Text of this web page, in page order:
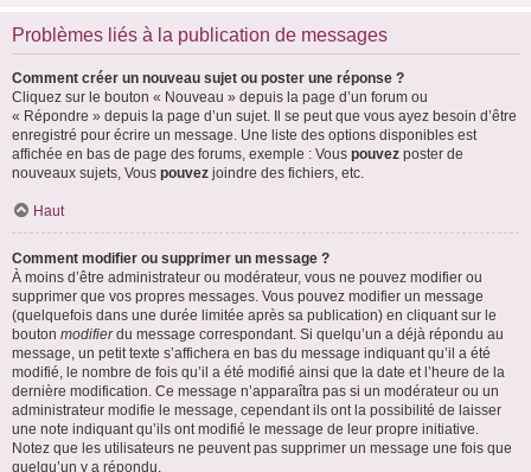
Problèmes liés à la publication de messages
Comment créer un nouveau sujet ou poster une réponse ?
Cliquez sur le bouton « Nouveau » depuis la page d’un forum ou
« Répondre » depuis la page d’un sujet. Il se peut que vous ayez besoin d’être
enregistré pour écrire un message. Une liste des options disponibles est
affichée en bas de page des forums, exemple : Vous pouvez poster de
nouveaux sujets, Vous pouvez joindre des fichiers, etc.
Haut
Comment modifier ou supprimer un message ?
À moins d’être administrateur ou modérateur, vous ne pouvez modifier ou
supprimer que vos propres messages. Vous pouvez modifier un message
(quelquefois dans une durée limitée après sa publication) en cliquant sur le
bouton modifierdu message correspondant. Si quelqu’un a déjà répondu au
message, un petit texte s’affichera en bas du message indiquant qu’il a été
modifié, le nombre de fois qu’il a été modifié ainsi que la date et l’heure de la
dernière modification. Ce message n’apparaîtra pas si un modérateur ou un
administrateur modifie le message, cependant ils ont la possibilité de laisser
une note indiquant qu’ils ont modifié le message de leur propre initiative.
Notez que les utilisateurs ne peuvent pas supprimer un message une fois que
quelqu’un y a répondu.